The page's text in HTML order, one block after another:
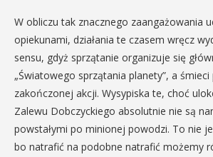
W obliczu tak znacznego zaangażowania
opiekunami, działania te czasem wręcz
sensu, gdyż sprzątanie organizuje się
„Światowego sprzątania planety”, a
zakończonej akcji. Wysypiska te, choć
Zalewu Dobczyckiego absolutnie nie są
powstałymi po minionej powodzi. To nie
bo natrafić na podobne natrafić możemy